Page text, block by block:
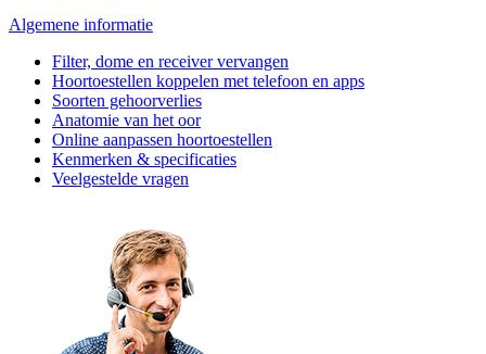
Algemene informatie
Filter, dome en receiver vervangen
Hoortoestellen koppelen met telefoon en apps
Soorten gehoorverlies
Anatomie van het oor
Online aanpassen hoortoestellen
Kenmerken & specificaties
Veelgestelde vragen